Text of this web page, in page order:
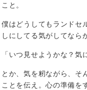
こと。
僕はどうしてもランドセ
しにしてる気がしてなら
「いつ見せようかな？気
とか、気を籾ながら、そ
ことを伝え。心の準備を